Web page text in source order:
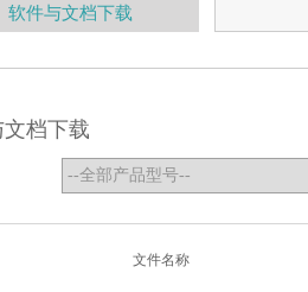
软件与文档下载
档下载
文件名称